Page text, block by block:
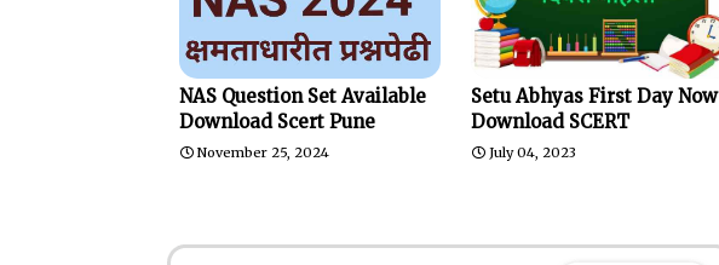
NAS Question Set Available
Download Scert Pune
November 25, 2024
Setu Abhyas First Day Now
Download SCERT
July 04, 2023